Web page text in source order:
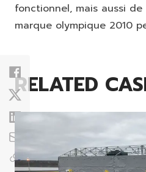
fonctionnel, mais aussi
marque olympique 2010
RELATED